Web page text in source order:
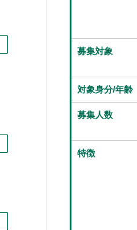
募集対象
対象身分/年齢
募集人数
特徴